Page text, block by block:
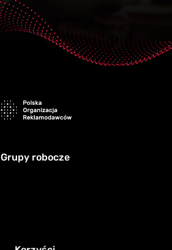
Grupy robocze